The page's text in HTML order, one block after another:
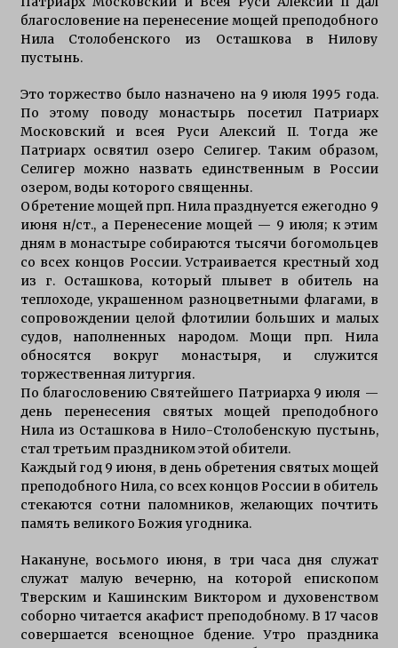
благословение на перенесение мощей преподобного
Нила Столобенского из Осташкова в Нилову
пустынь.
Это торжество было назначено на 9 июля 1995 года.
По этому поводу монастырь посетил Патриарх
Московский и всея Руси Алексий II. Тогда же
Патриарх освятил озеро Селигер. Таким образом,
Селигер можно назвать единственным в России
озером, воды которого священны.
Обретение мощей прп. Нила празднуется ежегодно 9
июня н/ст., а Перенесение мощей — 9 июля; к этим
дням в монастыре собираются тысячи богомольцев
со всех концов России. Устраивается крестный ход
из г. Осташкова, который плывет в обитель на
теплоходе, украшенном разноцветными флагами, в
сопровождении целой флотилии больших и малых
судов, наполненных народом. Мощи прп. Нила
обносятся вокруг монастыря, и служится
торжественная литургия.
По благословению Святейшего Патриарха 9 июля —
день перенесения святых мощей преподобного
Нила из Осташкова в Нило-Столобенскую пустынь,
стал третьим праздником этой обители.
Каждый год 9 июня, в день обретения святых мощей
преподобного Нила, со всех концов России в обитель
стекаются сотни паломников, желающих почтить
память великого Божия угодника.
Накануне, восьмого июня, в три часа дня служат
служат малую вечерню, на которой епископом
Тверским и Кашинским Виктором и духовенством
соборно читается акафист преподобному. В 17 часов
совершается всенощное бдение. Утро праздника